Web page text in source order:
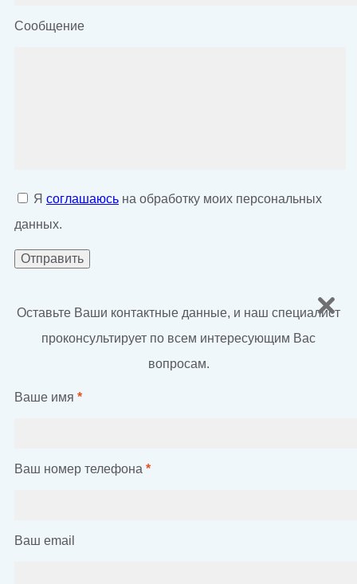
Сообщение
Я соглашаюсь на обработку моих персональных
данных.
Оставьте Ваши контактные данные, и наш специалист
проконсультирует по всем интересующим Вас
вопросам.
Ваше имя *
Ваш номер телефона *
Ваш email